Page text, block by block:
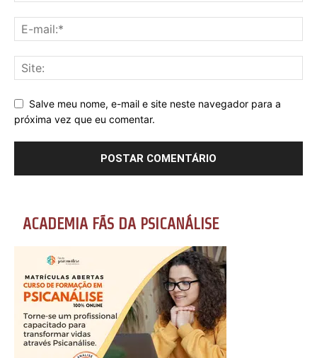
Salve meu nome, e-mail e site neste navegador para a
próxima vez que eu comentar.
ACADEMIA FÃS DA PSICANÁLISE